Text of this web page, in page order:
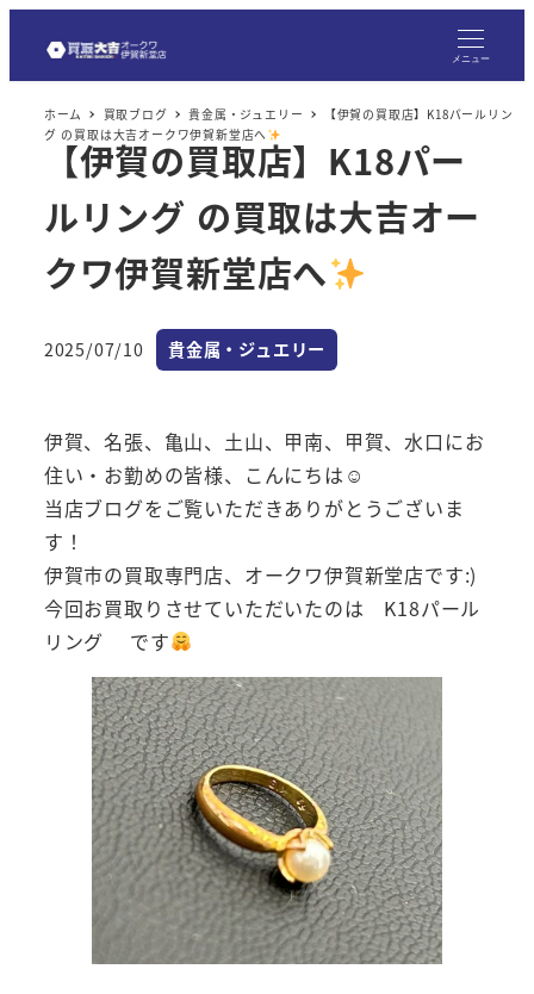
メニュー
ホーム 買取ブログ 貴金属・ジュエリー
【伊賀の買取店】K18パールリン
グ の買取は大吉オークワ伊賀新堂店へ
【伊賀の買取店】K18パー
ルリング の買取は大吉オー
クワ伊賀新堂店へ
投稿日
2025/07/10 カテゴリー
貴金属・ジュエリー
伊賀、名張、亀山、土山、甲南、甲賀、水口にお
住い・お勤めの皆様、こんにちは☺
当店ブログをご覧いただきありがとうございま
す！
伊賀市の買取専門店、オークワ伊賀新堂店です:)
今回お買取りさせていただいたのは K18パール
リング です